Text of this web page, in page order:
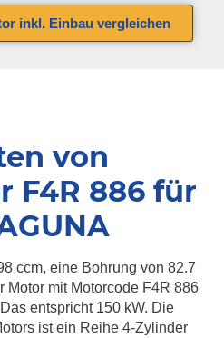
inkl. Einbau vergleichen
von
F4R 886 für
ccm, eine Bohrung von 82.7
Motor mit Motorcode F4R 886
entspricht 150 kW. Die
ist ein Reihe 4-Zylinder